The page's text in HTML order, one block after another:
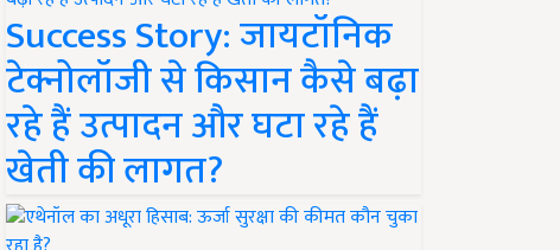
Success Story: जायटॉनिक
टेक्नोलॉजी से किसान कैसे बढ़ा
रहे हैं उत्पादन और घटा रहे हैं
खेती की लागत?